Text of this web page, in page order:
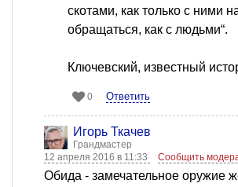
скотами, как только с ними
обращаться, как с людьми“.
Ключевский, известный
0 Ответить
Игорь Ткачев
Грандмастер
12 апреля 2016 в 11:33
Сообщить
Обида - замечательное оружие